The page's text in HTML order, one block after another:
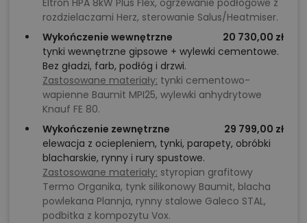
rozdzielaczami Herz, sterowanie Salus/Heatmiser.
Wykończenie wewnętrzne
20 730,00 zł
tynki wewnętrzne gipsowe + wylewki cementowe.
Bez gładzi, farb, podłóg i drzwi.
Zastosowane materiały: tynki cementowo-
wapienne Baumit MPI25, wylewki anhydrytowe
Knauf FE 80.
Wykończenie zewnętrzne
29 799,00 zł
elewacja z ociepleniem, tynki, parapety, obróbki
blacharskie, rynny i rury spustowe.
Zastosowane materiały: styropian grafitowy
Termo Organika, tynk silikonowy Baumit, blacha
powlekana Plannja, rynny stalowe Galeco STAL,
podbitka z kompozytu Vox.